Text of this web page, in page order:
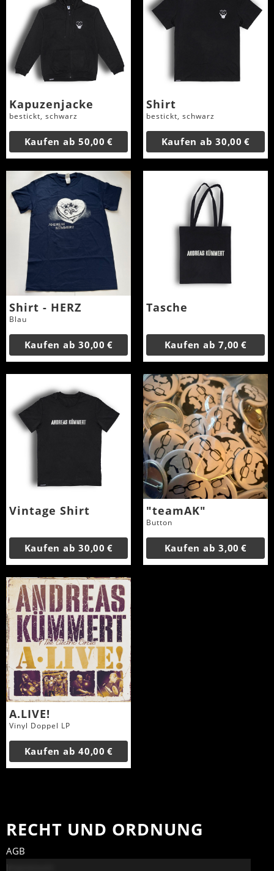
Vintage Shirt
Kaufen ab 30,00 €
Shirt
bestickt, schwarz
Kaufen ab 30,00 €
Tasche
Kaufen ab 7,00 €
Kapuzenjacke
bestickt, schwarz
Kaufen ab 50,00 €
Shirt - HERZ
Blau
Kaufen ab 30,00 €
"teamAK"
Button
Kaufen ab 3,00 €
A.LIVE!
Vinyl Doppel LP
Kaufen ab 40,00 €
RECHT UND ORDNUNG
AGB